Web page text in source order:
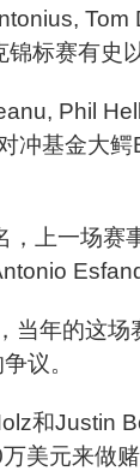
标赛有史
Phil
冲基金大
上一场赛
当年的这
议。
和Justin
美元来做赌